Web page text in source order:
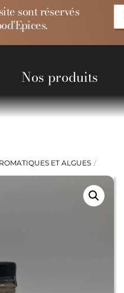
sont réservés
Nos produits
ET ALGUES